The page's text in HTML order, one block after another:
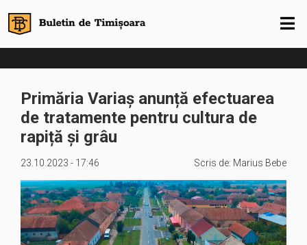
Primăria Variaș anunță efectuarea
de tratamente pentru cultura de
rapiță și grâu
23.10.2023 - 17:46 Scris de: Marius Bebe